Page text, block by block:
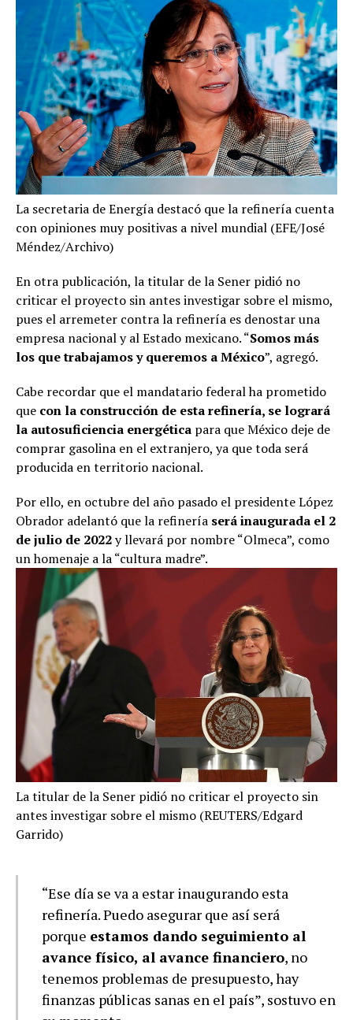
La secretaria de Energía destacó que la refinería cuenta
con opiniones muy positivas a nivel mundial (EFE/José
Méndez/Archivo)
En otra publicación, la titular de la Sener pidió no
criticar el proyecto sin antes investigar sobre el mismo,
pues el arremeter contra la refinería es denostar una
empresa nacional y al Estado mexicano. “Somos más
los que trabajamos y queremos a México”, agregó.
Cabe recordar que el mandatario federal ha prometido
que con la construcción de esta refinería, se logrará
la autosuficiencia energética para que México deje de
comprar gasolina en el extranjero, ya que toda será
producida en territorio nacional.
Por ello, en octubre del año pasado el presidente López
Obrador adelantó que la refinería será inaugurada el 2
de julio de 2022y llevará por nombre “Olmeca”, como
un homenaje a la “cultura madre”.
La titular de la Sener pidió no criticar el proyecto sin
antes investigar sobre el mismo (REUTERS/Edgard
Garrido)
“Ese día se va a estar inaugurando esta
refinería. Puedo asegurar que así será
porque estamos dando seguimiento al
avance físico, al avance financiero, no
tenemos problemas de presupuesto, hay
finanzas públicas sanas en el país”, sostuvo en